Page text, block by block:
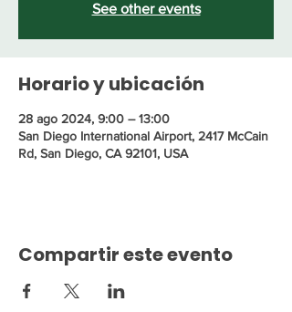
See other events
Horario y ubicación
28 ago 2024, 9:00 – 13:00
San Diego International Airport, 2417 McCain
Rd, San Diego, CA 92101, USA
Compartir este evento